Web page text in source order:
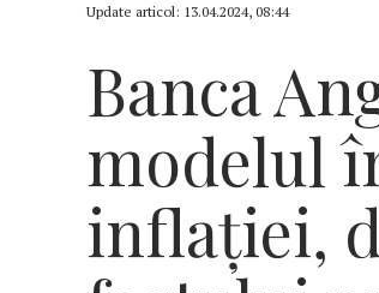
Update articol: 13.04.2024, 08:44
Banca
modelul
inflaţiei,